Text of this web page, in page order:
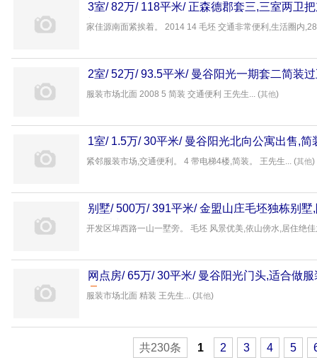
3室/ 82万/ 118平米/ 正森德郡套三,三室两卫
家佳源南面紧挨着。 2014 14 毛坯 交通非常便利,生活圈内
2室/ 52万/ 93.5平米/ 曼谷阳光一期套二简装
服装市场北面 2008 5 简装 交通便利 王先生... (其他)
1室/ 1.5万/ 30平米/ 曼谷阳光北向公寓出售,简
紧邻服装市场,交通便利。 4 带电梯4楼,简装。 王先生... (其他)
别墅/ 500万/ 391平米/ 金盟山庄毛坯独栋别
开发区埠西路一山一墅旁。 毛坯 风景优美,依山傍水,居住绝
网点房/ 65万/ 30平米/ 曼谷阳光门头,适合做
中介- 安如意房产
服装市场北面 精装 王先生... (其他)
共230条 1 2 3 4 5